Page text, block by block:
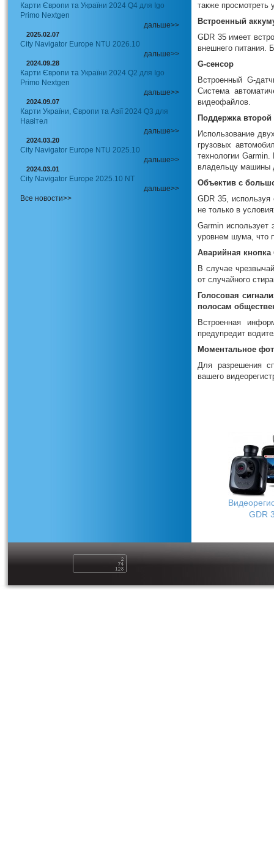
Карти Європи та України 2024 Q4 для Igo
Primo Nextgen
дальше>>
2025.02.07
City Navigator Europe NTU 2026.10
дальше>>
2024.09.28
Карти Європи та України 2024 Q2 для Igo
Primo Nextgen
дальше>>
2024.09.07
Карти України, Європи та Азії 2024 Q3 для
Навітел
дальше>>
2024.03.20
City Navigator Europe NTU 2025.10
дальше>>
2024.03.01
City Navigator Europe 2025.10 NT
дальше>>
Все новости>>
также просмотреть
Встроенный
GDR 35 имеет
внешнего питания.
G-сенсор
Встроенный G-
Система
видеофайлов.
Поддержка
Использование
грузовых
технологии
владельцу машины
Объектив с
GDR 35, используя
не только в
Garmin использует
уровнем шума, что
Аварийная кнопка
В случае
от случайного
Голосовая
полосам
Встроенная
предупредит
Моментальное
Для разрешения
вашего
GDR